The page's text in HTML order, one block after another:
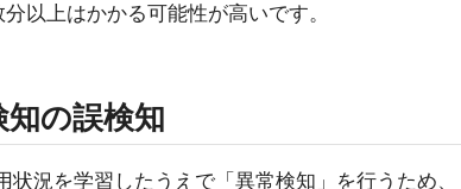
以上はかかる可能性が高いです。
の誤検知
況を学習したうえで「異常検知」を行うため、